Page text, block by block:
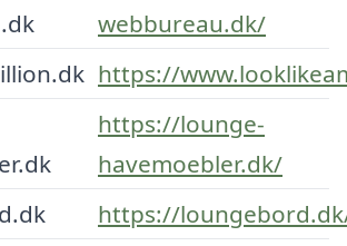
webbureau.dk/
https://
https://lounge-
havemoebler.dk/
https://